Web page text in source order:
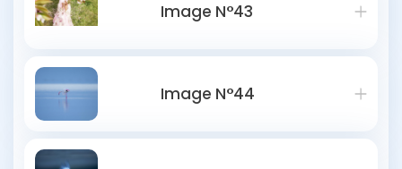
Image N°43
Image N°44